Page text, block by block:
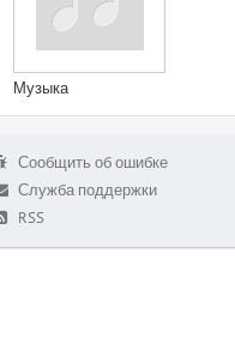
Музыка
Сообщить об ошибке
Служба поддержки
RSS